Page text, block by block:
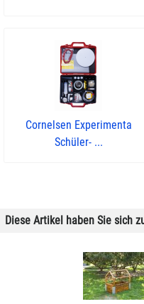
Cornelsen Experimenta
Schüler- ...
Diese Artikel haben Sie sich